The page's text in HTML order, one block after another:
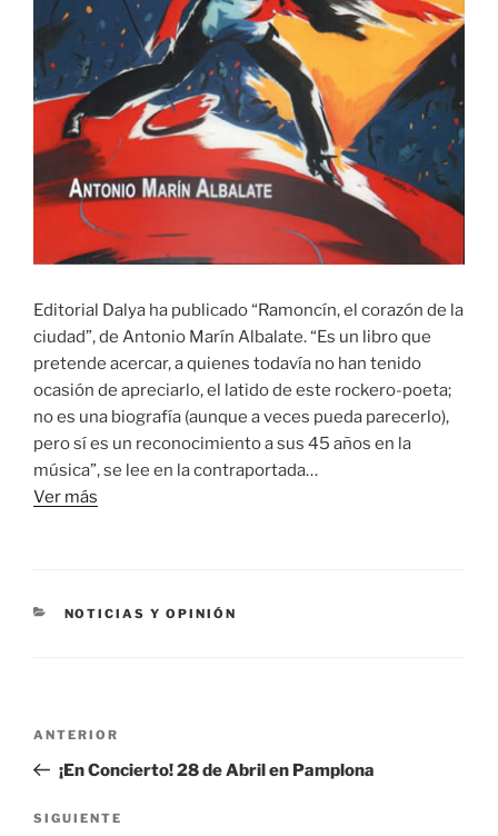
Editorial Dalya ha publicado “Ramoncín, el corazón de la
ciudad”, de Antonio Marín Albalate. “Es un libro que
pretende acercar, a quienes todavía no han tenido
ocasión de apreciarlo, el latido de este rockero-poeta;
no es una biografía (aunque a veces pueda parecerlo),
pero sí es un reconocimiento a sus 45 años en la
música”, se lee en la contraportada…
Ver más
CATEGORÍAS
NOTICIAS Y OPINIÓN
entradas
Entrada
anterior:
ANTERIOR
¡En Concierto! 28 de Abril en Pamplona
Siguiente
SIGUIENTE